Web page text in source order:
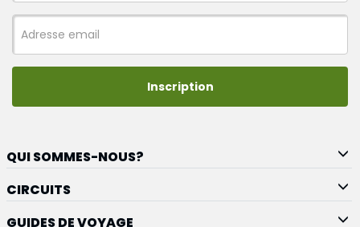
Inscription
QUI SOMMES-NOUS?
CIRCUITS
GUIDES DE VOYAGE